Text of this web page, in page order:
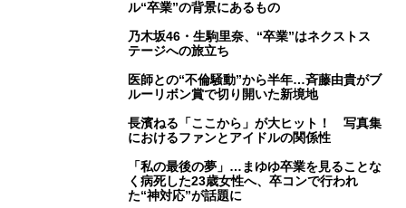
ル“卒業”の背景にあるもの
乃木坂46・生駒里奈、“卒業”はネクストス
テージへの旅立ち
医師との“不倫騒動”から半年…斉藤由貴がブ
ルーリボン賞で切り開いた新境地
長濱ねる「ここから」が大ヒット！ 写真集
におけるファンとアイドルの関係性
「私の最後の夢」…まゆゆ卒業を見ることな
く病死した23歳女性へ、卒コンで行われ
た“神対応”が話題に